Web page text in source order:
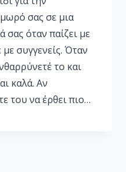
σας σε μια
όταν παίζει με
συγγενείς. Όταν
το και
καλά. Αν
του να έρθει πιο…